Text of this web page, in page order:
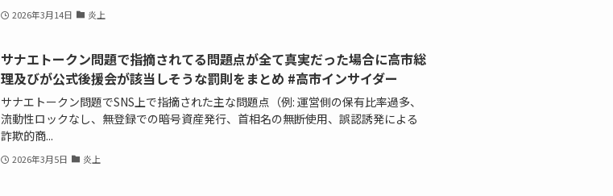
2026年3月14日 炎上
サナエトークン問題で指摘されてる問題点が全て真実だった場合に高市総
理及びが公式後援会が該当しそうな罰則をまとめ #高市インサイダー
サナエトークン問題でSNS上で指摘された主な問題点（例: 運営側の保有比率過多、
流動性ロックなし、無登録での暗号資産発行、首相名の無断使用、誤認誘発による
詐欺的商...
2026年3月5日 炎上